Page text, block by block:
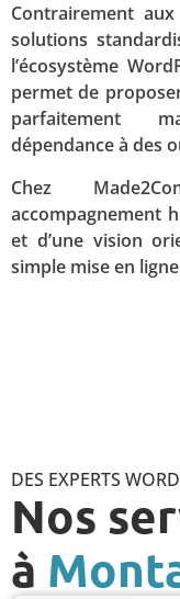
Contrairement
solutions
l’écosystème
permet de
parfaitement
dépendance à des
Chez
accompagnement
et d’une vision
simple mise en
DES EXPERTS
Nos
à